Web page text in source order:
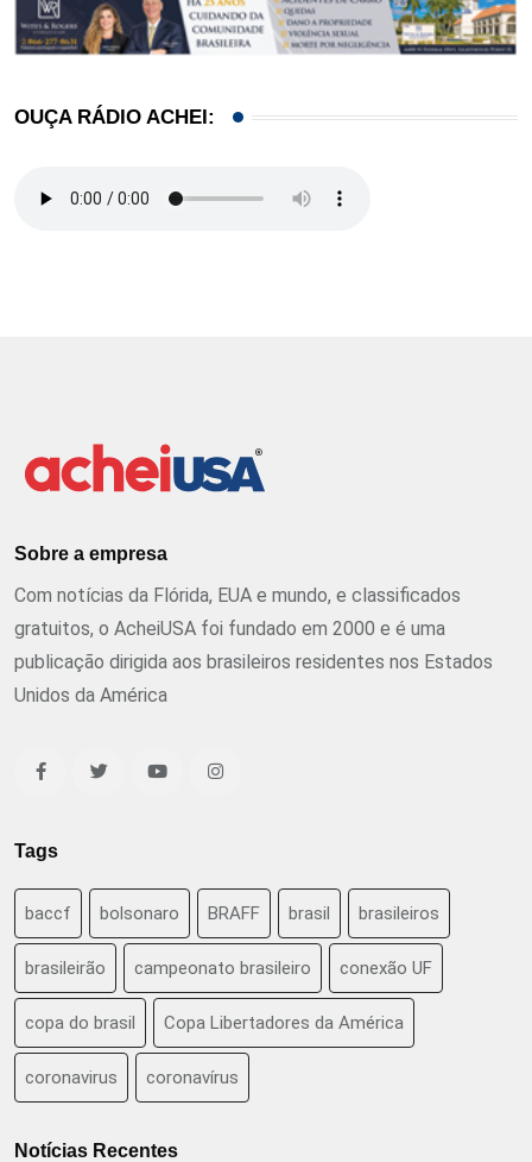
OUÇA RÁDIO ACHEI:
Sobre a empresa
Com notícias da Flórida, EUA e mundo, e classificados
gratuitos, o AcheiUSA foi fundado em 2000 e é uma
publicação dirigida aos brasileiros residentes nos Estados
Unidos da América
Tags
baccf bolsonaro BRAFF brasil brasileiros
brasileirão campeonato brasileiro conexão UF
copa do brasil Copa Libertadores da América
coronavirus coronavírus
Notícias Recentes